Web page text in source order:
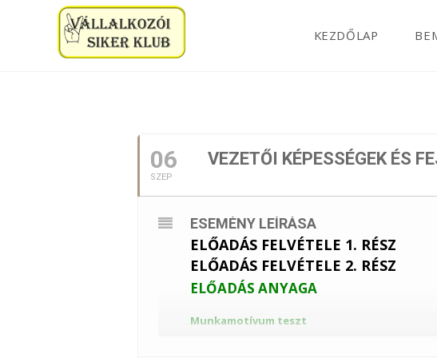
KEZDŐLAP
06
SZEP
VEZETŐI KÉPESSÉGEK ÉS
ESEMÉNY LEÍRÁSA
ELŐADÁS FELVÉTELE 1. RÉSZ
ELŐADÁS FELVÉTELE 2. RÉSZ
ELŐADÁS ANYAGA
Munkamotívum teszt